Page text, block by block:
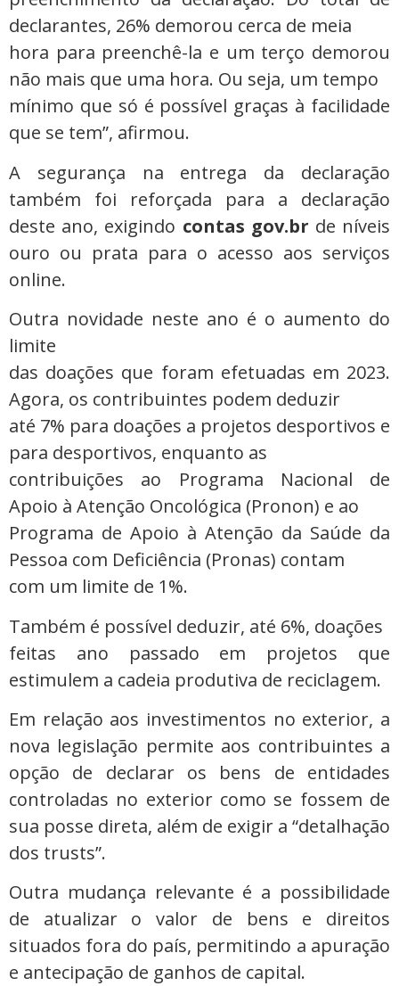
declarantes, 26% demorou cerca de meia
hora para preenchê-la e um terço demorou
não mais que uma hora. Ou seja, um tempo
mínimo que só é possível graças à facilidade
que se tem”, afirmou.
A segurança na entrega da declaração
também foi reforçada para a declaração
deste ano, exigindo contas gov.br de níveis
ouro ou prata para o acesso aos serviços
online.
Outra novidade neste ano é o aumento do
limite
das doações que foram efetuadas em 2023.
Agora, os contribuintes podem deduzir
até 7% para doações a projetos desportivos e
para desportivos, enquanto as
contribuições ao Programa Nacional de
Apoio à Atenção Oncológica (Pronon) e ao
Programa de Apoio à Atenção da Saúde da
Pessoa com Deficiência (Pronas) contam
com um limite de 1%.
Também é possível deduzir, até 6%, doações
feitas ano passado em projetos que
estimulem a cadeia produtiva de reciclagem.
Em relação aos investimentos no exterior, a
nova legislação permite aos contribuintes a
opção de declarar os bens de entidades
controladas no exterior como se fossem de
sua posse direta, além de exigir a “detalhação
dos trusts”.
Outra mudança relevante é a possibilidade
de atualizar o valor de bens e direitos
situados fora do país, permitindo a apuração
e antecipação de ganhos de capital.